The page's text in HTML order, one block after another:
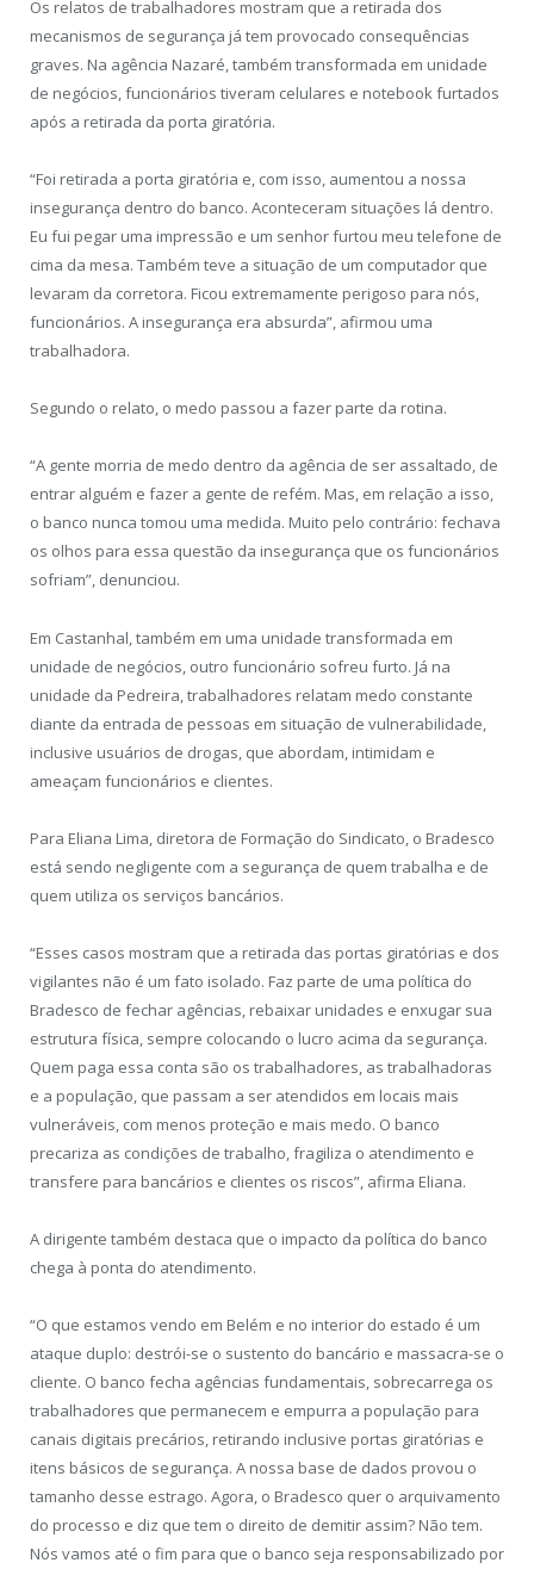
Os relatos de trabalhadores mostram que a retirada dos
mecanismos de segurança já tem provocado consequências
graves. Na agência Nazaré, também transformada em unidade
de negócios, funcionários tiveram celulares e notebook furtados
após a retirada da porta giratória.
“Foi retirada a porta giratória e, com isso, aumentou a nossa
insegurança dentro do banco. Aconteceram situações lá dentro.
Eu fui pegar uma impressão e um senhor furtou meu telefone de
cima da mesa. Também teve a situação de um computador que
levaram da corretora. Ficou extremamente perigoso para nós,
funcionários. A insegurança era absurda”, afirmou uma
trabalhadora.
Segundo o relato, o medo passou a fazer parte da rotina.
“A gente morria de medo dentro da agência de ser assaltado, de
entrar alguém e fazer a gente de refém. Mas, em relação a isso,
o banco nunca tomou uma medida. Muito pelo contrário: fechava
os olhos para essa questão da insegurança que os funcionários
sofriam”, denunciou.
Em Castanhal, também em uma unidade transformada em
unidade de negócios, outro funcionário sofreu furto. Já na
unidade da Pedreira, trabalhadores relatam medo constante
diante da entrada de pessoas em situação de vulnerabilidade,
inclusive usuários de drogas, que abordam, intimidam e
ameaçam funcionários e clientes.
Para Eliana Lima, diretora de Formação do Sindicato, o Bradesco
está sendo negligente com a segurança de quem trabalha e de
quem utiliza os serviços bancários.
“Esses casos mostram que a retirada das portas giratórias e dos
vigilantes não é um fato isolado. Faz parte de uma política do
Bradesco de fechar agências, rebaixar unidades e enxugar sua
estrutura física, sempre colocando o lucro acima da segurança.
Quem paga essa conta são os trabalhadores, as trabalhadoras
e a população, que passam a ser atendidos em locais mais
vulneráveis, com menos proteção e mais medo. O banco
precariza as condições de trabalho, fragiliza o atendimento e
transfere para bancários e clientes os riscos”, afirma Eliana.
A dirigente também destaca que o impacto da política do banco
chega à ponta do atendimento.
“O que estamos vendo em Belém e no interior do estado é um
ataque duplo: destrói-se o sustento do bancário e massacra-se o
cliente. O banco fecha agências fundamentais, sobrecarrega os
trabalhadores que permanecem e empurra a população para
canais digitais precários, retirando inclusive portas giratórias e
itens básicos de segurança. A nossa base de dados provou o
tamanho desse estrago. Agora, o Bradesco quer o arquivamento
do processo e diz que tem o direito de demitir assim? Não tem.
Nós vamos até o fim para que o banco seja responsabilizado por